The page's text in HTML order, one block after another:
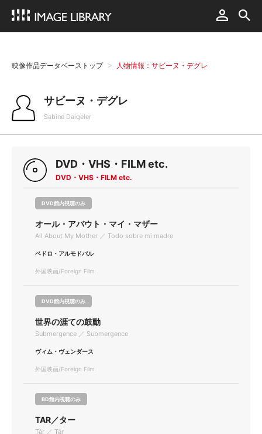
映像作品データベーストップ 人物情報：サビーヌ・デグレ
サビーヌ・デグレ
Sabine Daigeler
DVD・VHS・FILM etc.
DVD・VHS・FILM etc.
DVD館内視聴のみ
オール・アバウト・マイ・マザー
All About My Mother ／ Todo sobre mi madre
ペドロ・アルモドバル
外国映画/Foreign Film
DVD館内視聴のみ
世界の涯ての鼓動
Submergence ／ Submergence
ヴィム・ヴェンダース
外国映画/Foreign Film
BD館内視聴のみ
TAR／ター
Tár ／ Tár